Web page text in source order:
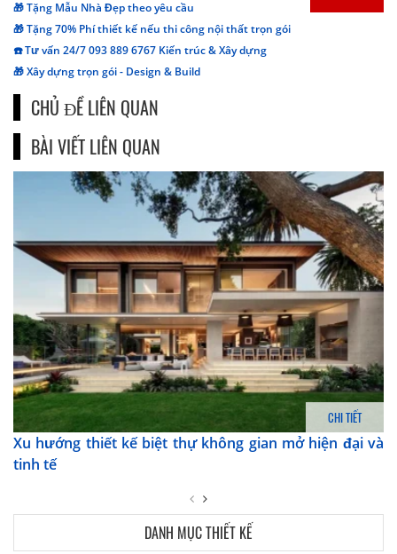
🎁 Tặng Mẫu Nhà Đẹp theo yêu cầu
🎁 Tặng 70% Phí thiết kế nếu thi công nội thất trọn gói
☎️ Tư vấn 24/7 093 889 6767 Kiến trúc & Xây dựng
🎁 Xây dựng trọn gói - Design & Build
CHỦ ĐỀ LIÊN QUAN
BÀI VIẾT LIÊN QUAN
CHI TIẾT
Xu hướng thiết kế biệt thự không gian mở hiện đại và
tinh tế
DANH MỤC THIẾT KẾ